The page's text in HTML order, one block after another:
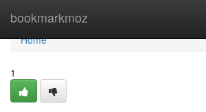
bookmarkmoz
Home
Home
1